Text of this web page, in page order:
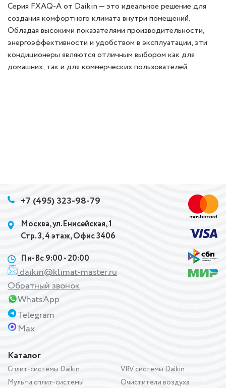
Серия FXAQ-A от Daikin — это идеальное решение для
создания комфортного климата внутри помещений.
Обладая высокими показателями производительности,
энергоэффективности и удобством в эксплуатации, эти
кондиционеры являются отличным выбором как для
домашних, так и для коммерческих пользователей.
Каталог
Сплит-системы Daikin
Мульти сплит-системы
VRV системы Daikin
Очистители воздуха
+7 (495) 323-98-79
Москва, ул.Енисейская, 1
Стр. 3, 4 этаж, Офис 3406
Пн-Вс 9:00 - 20:00
daikin@klimat-master.ru
Обратный звонок
WhatsApp
Telegram
Max